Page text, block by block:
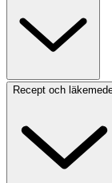
Recept och